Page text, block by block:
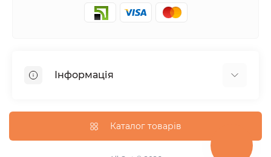
Інформація
Оплата та доставка
Повернення та обмін
Каталог товарів